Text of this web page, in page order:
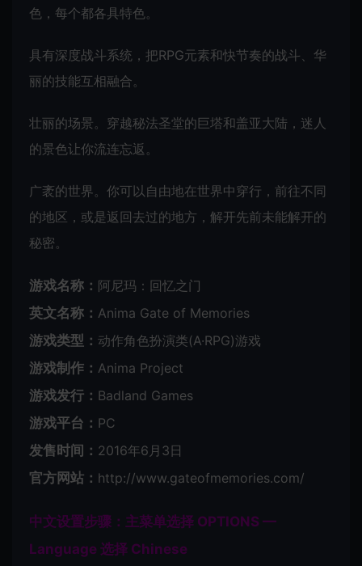
色，每个都各具特色。
具有深度战斗系统，把RPG元素和快节奏的战斗、华
丽的技能互相融合。
壮丽的场景。穿越秘法圣堂的巨塔和盖亚大陆，迷人
的景色让你流连忘返。
广袤的世界。你可以自由地在世界中穿行，前往不同
的地区，或是返回去过的地方，解开先前未能解开的
秘密。
游戏名称： 阿尼玛：回忆之门
英文名称： Anima Gate of Memories
游戏类型： 动作角色扮演类(A·RPG)游戏
游戏制作： Anima Project
游戏发行： Badland Games
游戏平台： PC
发售时间： 2016年6月3日
官方网站： http://www.gateofmemories.com/
中文设置步骤：主菜单选择 OPTIONS —
Language 选择 Chinese